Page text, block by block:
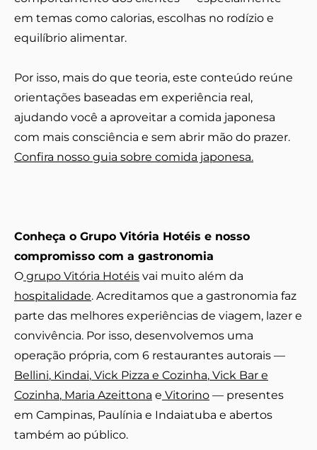
em temas como calorias, escolhas no rodízio e
equilíbrio alimentar.
Por isso, mais do que teoria, este conteúdo reúne
orientações baseadas em experiência real,
ajudando você a aproveitar a comida japonesa
com mais consciência e sem abrir mão do prazer.
Confira nosso guia sobre comida japonesa.
Conheça o Grupo Vitória Hotéis e nosso
compromisso com a gastronomia
O grupo Vitória Hotéis vai muito além da
hospitalidade. Acreditamos que a gastronomia faz
parte das melhores experiências de viagem, lazer e
convivência. Por isso, desenvolvemos uma
operação própria, com 6 restaurantes autorais —
Bellini, Kindai, Vick Pizza e Cozinha, Vick Bar e
Cozinha, Maria Azeittona e Vitorino — presentes
em Campinas, Paulínia e Indaiatuba e abertos
também ao público.